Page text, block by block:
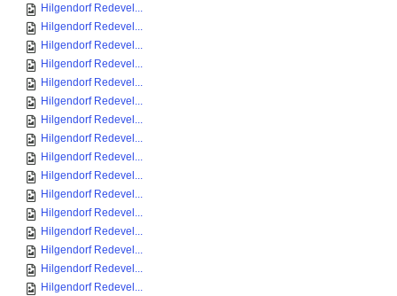
Hilgendorf Redevel...
Hilgendorf Redevel...
Hilgendorf Redevel...
Hilgendorf Redevel...
Hilgendorf Redevel...
Hilgendorf Redevel...
Hilgendorf Redevel...
Hilgendorf Redevel...
Hilgendorf Redevel...
Hilgendorf Redevel...
Hilgendorf Redevel...
Hilgendorf Redevel...
Hilgendorf Redevel...
Hilgendorf Redevel...
Hilgendorf Redevel...
Hilgendorf Redevel...